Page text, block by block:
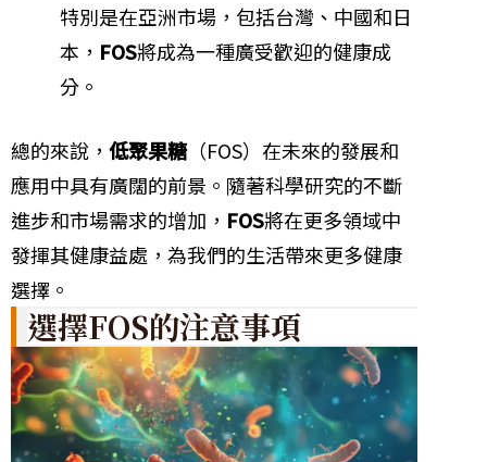
特別是在亞洲市場，包括台灣、中國和日
本， FOS將成為一種廣受歡迎的健康成
分。
總的來說， 低聚果糖（FOS）在未來的發展和
應用中具有廣闊的前景。隨著科學研究的不斷
進步和市場需求的增加， FOS將在更多領域中
發揮其健康益處，為我們的生活帶來更多健康
選擇。
選擇FOS的注意事項